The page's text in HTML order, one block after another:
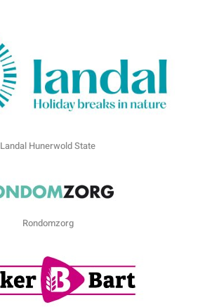
Landal Hunerwold State
Rondomzorg